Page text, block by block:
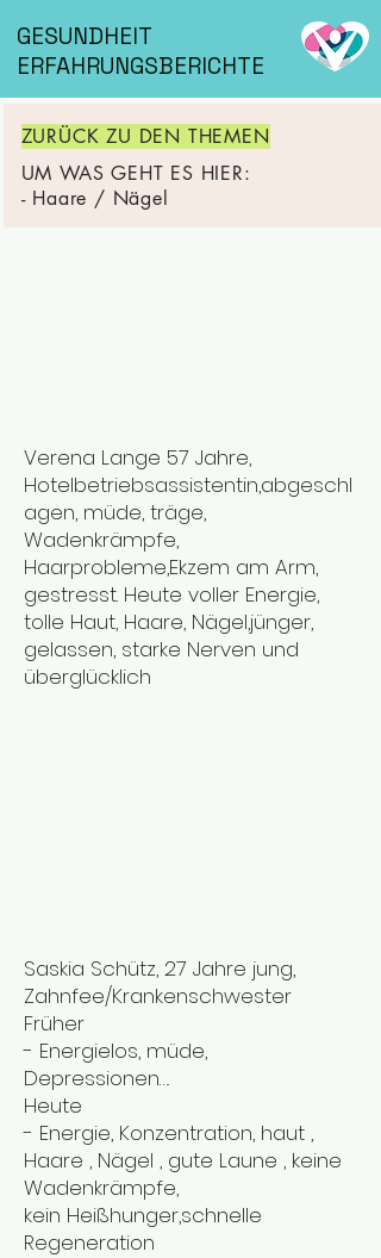
GESUNDHEIT
ERFAHRUNGSBERICHTE
ZURÜCK ZU DEN THEMEN
UM WAS GEHT ES HIER:
- Haare / Nägel
Verena Lange 57 Jahre,
Hotelbetriebsassistentin,abgeschl
agen, müde, träge,
Wadenkrämpfe,
Haarprobleme,Ekzem am Arm,
gestresst. Heute voller Energie,
tolle Haut, Haare, Nägel,jünger,
gelassen, starke Nerven und
überglücklich
Saskia Schütz, 27 Jahre jung,
Zahnfee/Krankenschwester
Früher
- Energielos, müde,
Depressionen….
Heute
- Energie, Konzentration, haut ,
Haare , Nägel , gute Laune , keine
Wadenkrämpfe,
kein Heißhunger,schnelle
Regeneration